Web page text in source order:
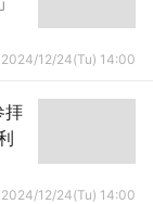
2024/12/24(Tu) 14:00
拝
2024/12/24(Tu) 14:00